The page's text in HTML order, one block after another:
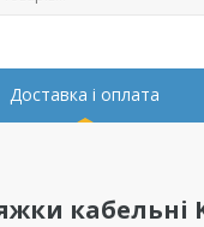
Доставка і оплата
кабельні